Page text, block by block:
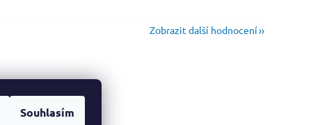
Souhlasím
Zobrazit další hodnocení